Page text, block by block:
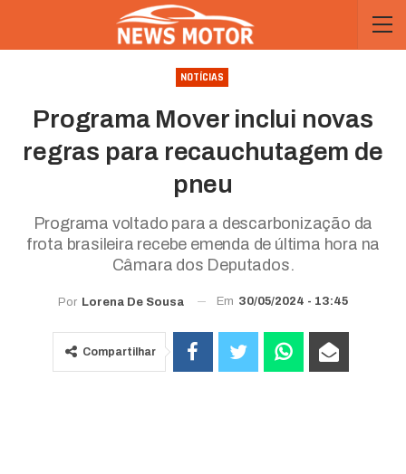
NOTÍCIAS
Programa Mover inclui novas
regras para recauchutagem de
pneu
Programa voltado para a descarbonização da
frota brasileira recebe emenda de última hora na
Câmara dos Deputados.
Por Lorena De Sousa Em 30/05/2024 - 13:45
Compartilhar